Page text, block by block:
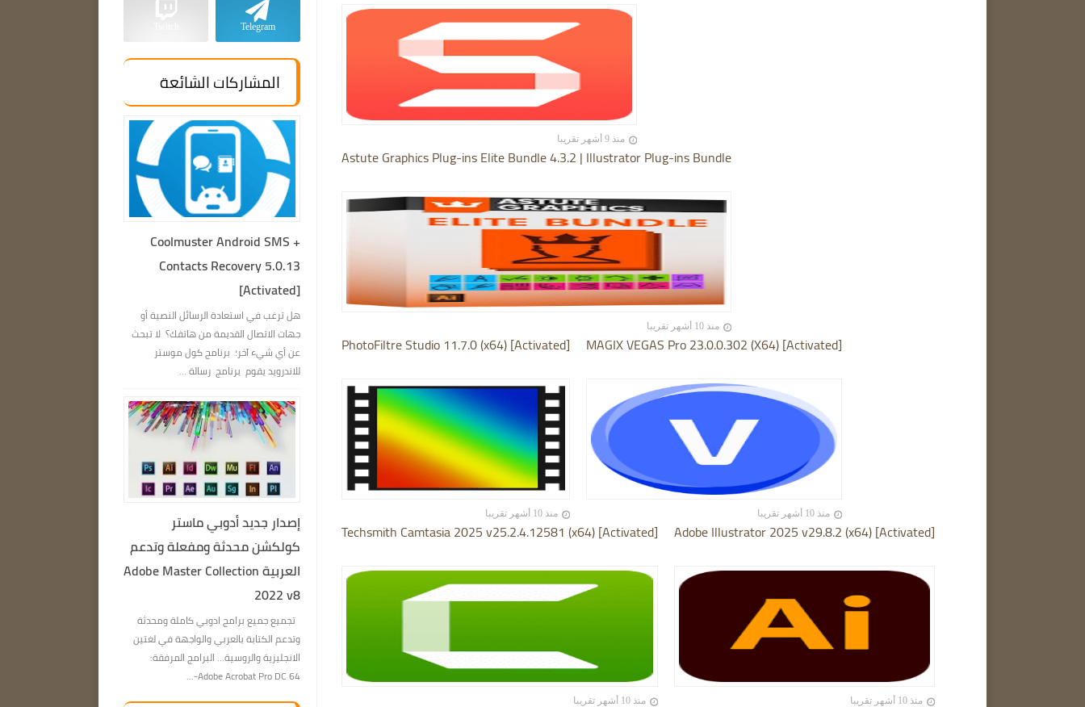
منذ 9 أشهر تقريبا
Astute Graphics Plug-ins Elite Bundle 4.3.2 | Illustrator Plug-ins Bundle
منذ 10 أشهر تقريبا
PhotoFiltre Studio 11.7.0 (x64) [Activated]
منذ 10 أشهر تقريبا
MAGIX VEGAS Pro 23.0.0.302 (X64) [Activated]
منذ 10 أشهر تقريبا
Techsmith Camtasia 2025 v25.2.4.12581 (x64) [Activated]
منذ 10 أشهر تقريبا
Adobe Illustrator 2025 v29.8.2 (x64) [Activated]
منذ 10 أشهر تقريبا
Telegram
المشاركات الشائعة
Coolmuster Android SMS +
Contacts Recovery 5.0.13
[Activated]
هل ترغب في استعادة الرسائل النصية أو
جهات الاتصال القديمة من هاتفك؟ لا تبحث
عن أي شيء آخر؛ برنامج كول موستر
للاندرويد يقوم برنامج رسالة ...
إصدار جديد أدوبي ماستر
كولكشن محدثة ومفعلة وتدعم
العربية Adobe Master Collection
2022 v8
تجميع جميع برامج ادوبي كاملة ومحدثة
وتدعم الكتابة بالعربي والواجهة في لغتين
الانجليزية والروسية… البرامج المرفقة:
Adobe Acrobat Pro DC 64-...